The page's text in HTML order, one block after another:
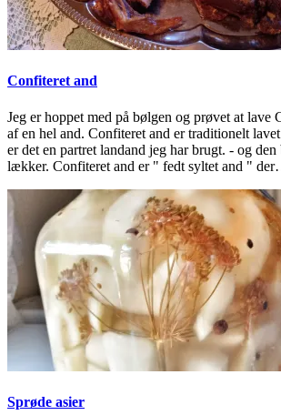
Confiteret and
Jeg er hoppet med på bølgen og prøvet at lave
af en hel and. Confiteret and er traditionelt
er det en partret landand jeg har brugt. - og
lækker. Confiteret and er " fedt syltet and "
Sprøde asier